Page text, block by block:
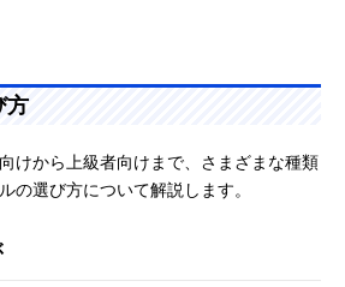
方
けから上級者向けまで、さまざまな種類
の選び方について解説します。